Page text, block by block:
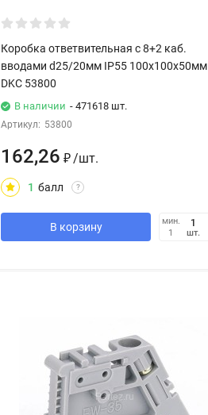
Коробка ответвительная с 8+2 каб.
вводами d25/20мм IP55 100х100х50мм
DKC 53800
В наличии - 471618 шт.
Артикул: 53800
162,26 ₽/шт.
1 балл ?
В корзину
мин.
1
шт.